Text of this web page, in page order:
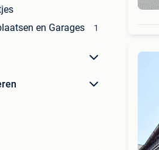
en Garages
1